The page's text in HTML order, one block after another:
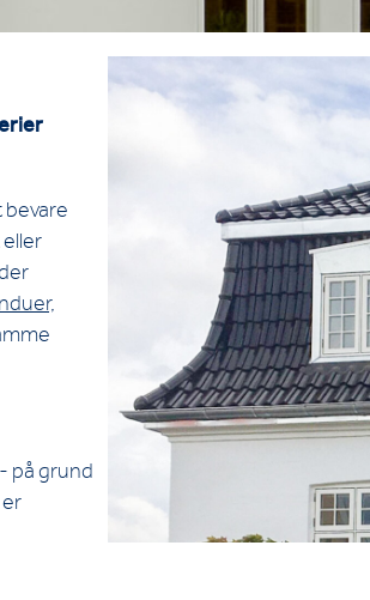
bevare
på grund